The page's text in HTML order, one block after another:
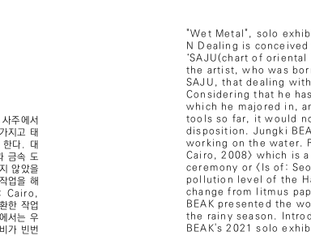
주에서
지고 태
한다. 대
금속 도
않았을
업을 해
Cairo,
한 작업
서는 우
가 빈번
"Wet Metal", solo
N Dealing is
‘SAJU(chart of
the artist, who was
SAJU, that dealing
Considering that he
which he majored in,
tools so far, it would
disposition. Jungki
working on the water.
Cairo, 2008> which is
ceremony or <Is of:
pollution level of the
change from litmus
BEAK presented the
the rainy season.
BEAK's 2021 solo